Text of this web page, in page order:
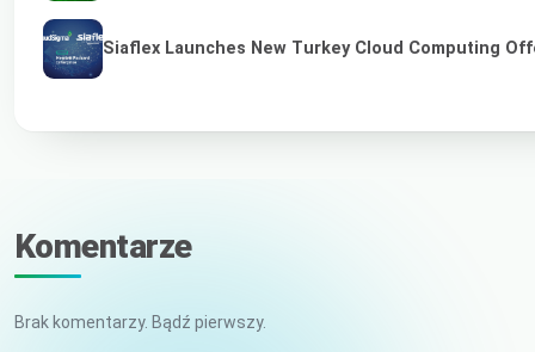
Siaflex Launches New Turkey Cloud Computing
Komentarze
Brak komentarzy. Bądź pierwszy.